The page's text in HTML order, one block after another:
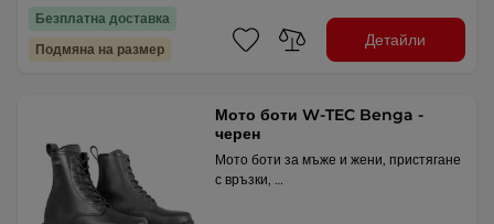
Безплатна доставка
Подмяна на размер
Детайли
Мото боти W-TEC Benga -
черен
Мото боти за мъже и жени, пристягане
с връзки, …